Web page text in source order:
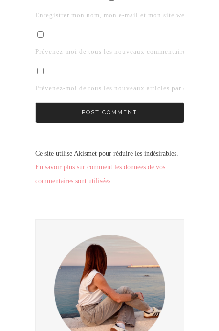
Enregistrer mon nom, mon e-mail et mon site web dans le
Prévenez-moi de tous les nouveaux commentaires par e-
Prévenez-moi de tous les nouveaux articles par e-mail.
Ce site utilise Akismet pour réduire les indésirables.
En savoir plus sur comment les données de vos
commentaires sont utilisées.